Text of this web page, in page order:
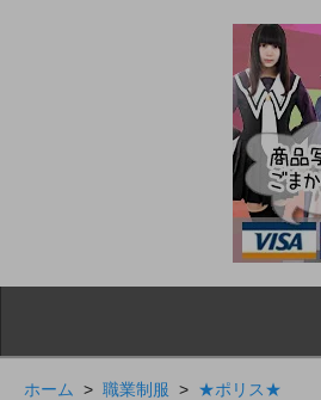
ホーム > 職業制服 > ★ポリス★